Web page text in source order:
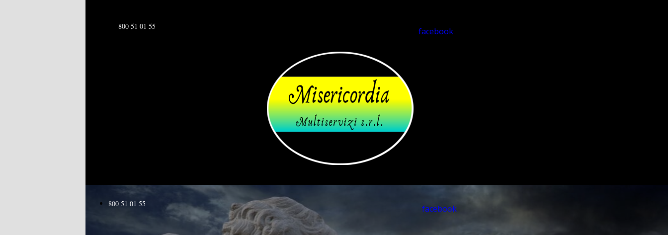
800 51 01 55 facebook
800 51 01 55 facebook